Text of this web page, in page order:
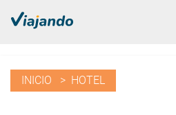
INICIO > HOTEL